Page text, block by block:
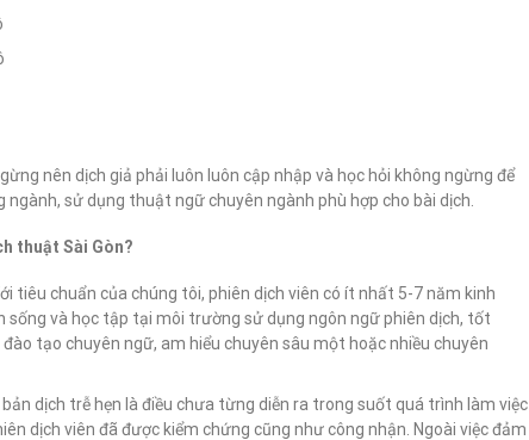
nên dịch giả phải luôn luôn cập nhập và học hỏi không ngừng để
sử dụng thuật ngữ chuyên ngành phù hợp cho bài dịch.
thuật Sài Gòn?
tiêu chuẩn của chúng tôi, phiên dịch viên có ít nhất 5-7 năm kinh
và học tập tại môi trường sử dụng ngôn ngữ phiên dịch, tốt
tạo chuyên ngữ, am hiểu chuyên sâu một hoặc nhiều chuyên
bản dịch trễ hẹn là điều chưa từng diễn ra trong suốt quá trình làm việc
dịch viên đã được kiểm chứng cũng như công nhận. Ngoài việc đảm